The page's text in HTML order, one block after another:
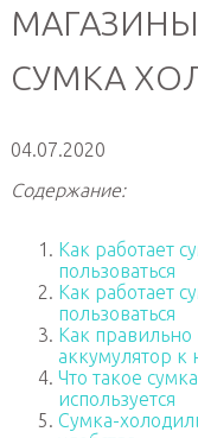
СУМКА
04.07.2020
Содержание:
Как работает
пользоваться
Как работает
пользоваться
Как правильно
аккумулятор к
Что такое
используется
Сумка-